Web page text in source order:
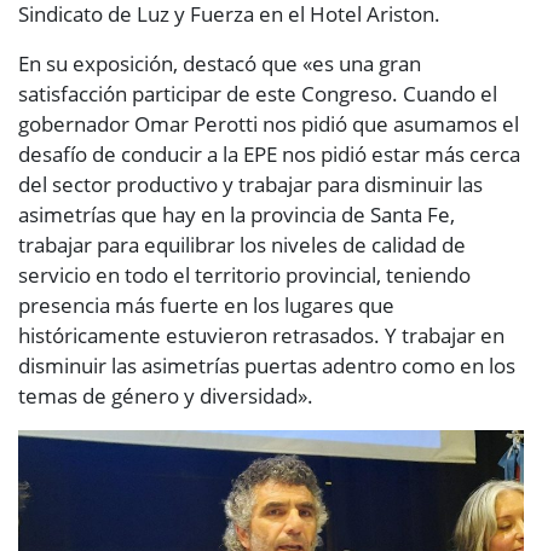
Sindicato de Luz y Fuerza en el Hotel Ariston.
En su exposición, destacó que «es una gran
satisfacción participar de este Congreso. Cuando el
gobernador Omar Perotti nos pidió que asumamos el
desafío de conducir a la EPE nos pidió estar más cerca
del sector productivo y trabajar para disminuir las
asimetrías que hay en la provincia de Santa Fe,
trabajar para equilibrar los niveles de calidad de
servicio en todo el territorio provincial, teniendo
presencia más fuerte en los lugares que
históricamente estuvieron retrasados. Y trabajar en
disminuir las asimetrías puertas adentro como en los
temas de género y diversidad».